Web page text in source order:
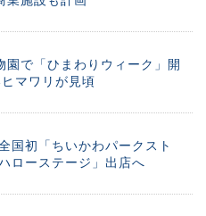
園で「ひまわりウィーク」開
マワリが見頃
国初「ちいかわパークスト
ローステージ」出店へ